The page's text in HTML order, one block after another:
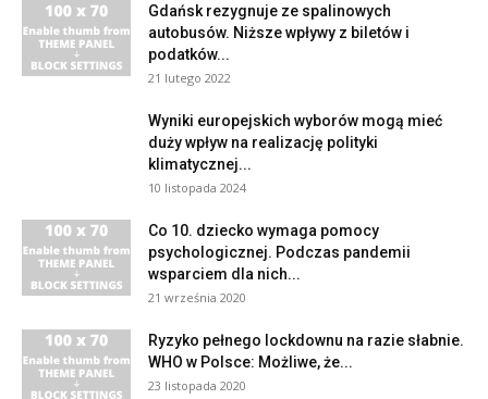
Gdańsk rezygnuje ze spalinowych
autobusów. Niższe wpływy z biletów i
podatków...
21 lutego 2022
Wyniki europejskich wyborów mogą mieć
duży wpływ na realizację polityki
klimatycznej...
10 listopada 2024
Co 10. dziecko wymaga pomocy
psychologicznej. Podczas pandemii
wsparciem dla nich...
21 września 2020
Ryzyko pełnego lockdownu na razie słabnie.
WHO w Polsce: Możliwe, że...
23 listopada 2020